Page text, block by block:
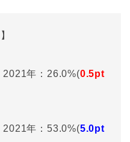
年：26.0%(0.5pt
年：53.0%(5.0pt